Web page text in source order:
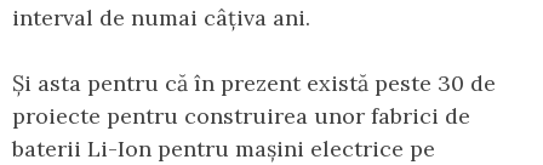
interval de numai câțiva ani.
Și asta pentru că în prezent există peste 30 de
proiecte pentru construirea unor fabrici de
baterii Li-Ion pentru mașini electrice pe